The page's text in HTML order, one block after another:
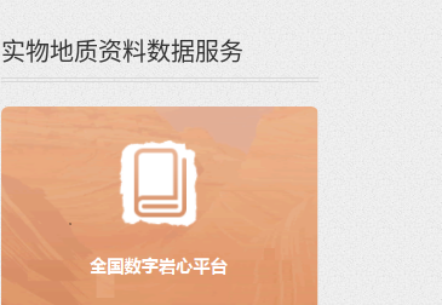
实物地质资料数据服务